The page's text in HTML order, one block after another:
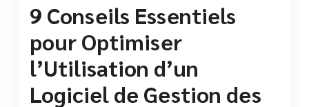
9 Conseils Essentiels
pour Optimiser
l’Utilisation d’un
Logiciel de Gestion des